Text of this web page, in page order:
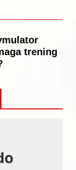
trening